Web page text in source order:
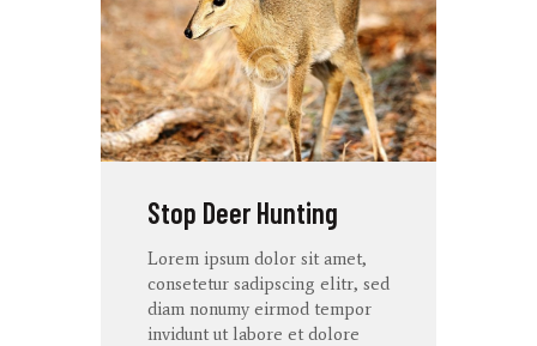
Stop Deer Hunting
Lorem ipsum dolor sit amet,
consetetur sadipscing elitr, sed
diam nonumy eirmod tempor
invidunt ut labore et dolore